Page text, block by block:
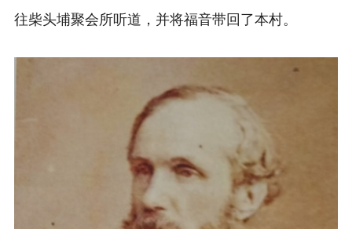
往柴头埔聚会所听道，并将福音带回了本村。